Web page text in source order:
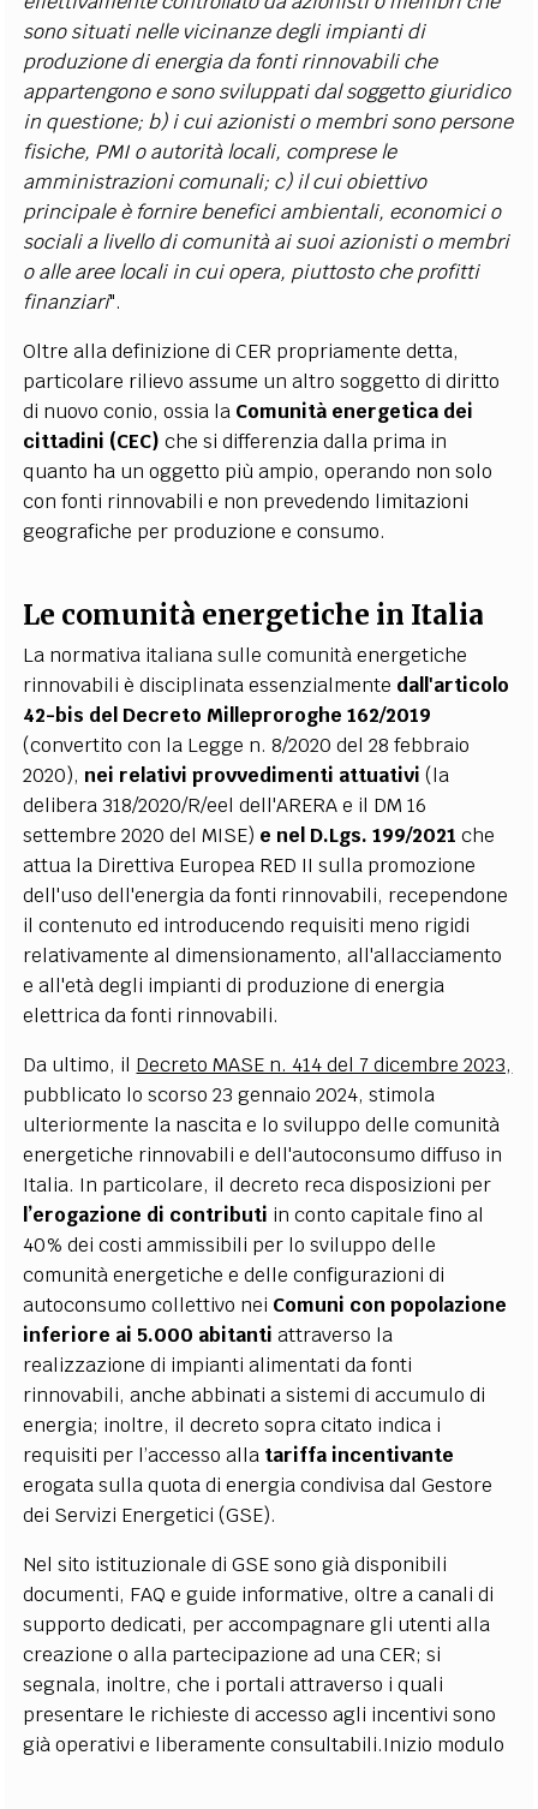
sono situati nelle vicinanze degli impianti di
produzione di energia da fonti rinnovabili che
appartengono e sono sviluppati dal soggetto giuridico
in questione; b) i cui azionisti o membri sono persone
fisiche, PMI o autorità locali, comprese le
amministrazioni comunali; c) il cui obiettivo
principale è fornire benefici ambientali, economici o
sociali a livello di comunità ai suoi azionisti o membri
o alle aree locali in cui opera, piuttosto che profitti
finanziari".
Oltre alla definizione di CER propriamente detta,
particolare rilievo assume un altro soggetto di diritto
di nuovo conio, ossia la Comunità energetica dei
cittadini (CEC) che si differenzia dalla prima in
quanto ha un oggetto più ampio, operando non solo
con fonti rinnovabili e non prevedendo limitazioni
geografiche per produzione e consumo.
Le comunità energetiche in Italia
La normativa italiana sulle comunità energetiche
rinnovabili è disciplinata essenzialmente dall'articolo
42-bis del Decreto Milleproroghe 162/2019
(convertito con la Legge n. 8/2020 del 28 febbraio
2020), nei relativi provvedimenti attuativi (la
delibera 318/2020/R/eel dell'ARERA e il DM 16
settembre 2020 del MISE) e nel D.Lgs. 199/2021 che
attua la Direttiva Europea RED II sulla promozione
dell'uso dell'energia da fonti rinnovabili, recependone
il contenuto ed introducendo requisiti meno rigidi
relativamente al dimensionamento, all'allacciamento
e all'età degli impianti di produzione di energia
elettrica da fonti rinnovabili.
Da ultimo, il Decreto MASE n. 414 del 7 dicembre 2023,
pubblicato lo scorso 23 gennaio 2024, stimola
ulteriormente la nascita e lo sviluppo delle comunità
energetiche rinnovabili e dell'autoconsumo diffuso in
Italia. In particolare, il decreto reca disposizioni per
l’erogazione di contributi in conto capitale fino al
40% dei costi ammissibili per lo sviluppo delle
comunità energetiche e delle configurazioni di
autoconsumo collettivo nei Comuni con popolazione
inferiore ai 5.000 abitanti attraverso la
realizzazione di impianti alimentati da fonti
rinnovabili, anche abbinati a sistemi di accumulo di
energia; inoltre, il decreto sopra citato indica i
requisiti per l’accesso alla tariffa incentivante
erogata sulla quota di energia condivisa dal Gestore
dei Servizi Energetici (GSE).
Nel sito istituzionale di GSE sono già disponibili
documenti, FAQ e guide informative, oltre a canali di
supporto dedicati, per accompagnare gli utenti alla
creazione o alla partecipazione ad una CER; si
segnala, inoltre, che i portali attraverso i quali
presentare le richieste di accesso agli incentivi sono
già operativi e liberamente consultabili.Inizio modulo